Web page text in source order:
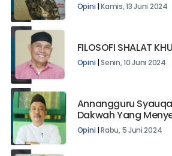
Opini |Kamis, 13 Juni 2024
FILOSOFI SHALAT
Opini |Senin, 10 Juni 2024
Annangguru
Dakwah Yang
Opini |Rabu, 5 Juni 2024